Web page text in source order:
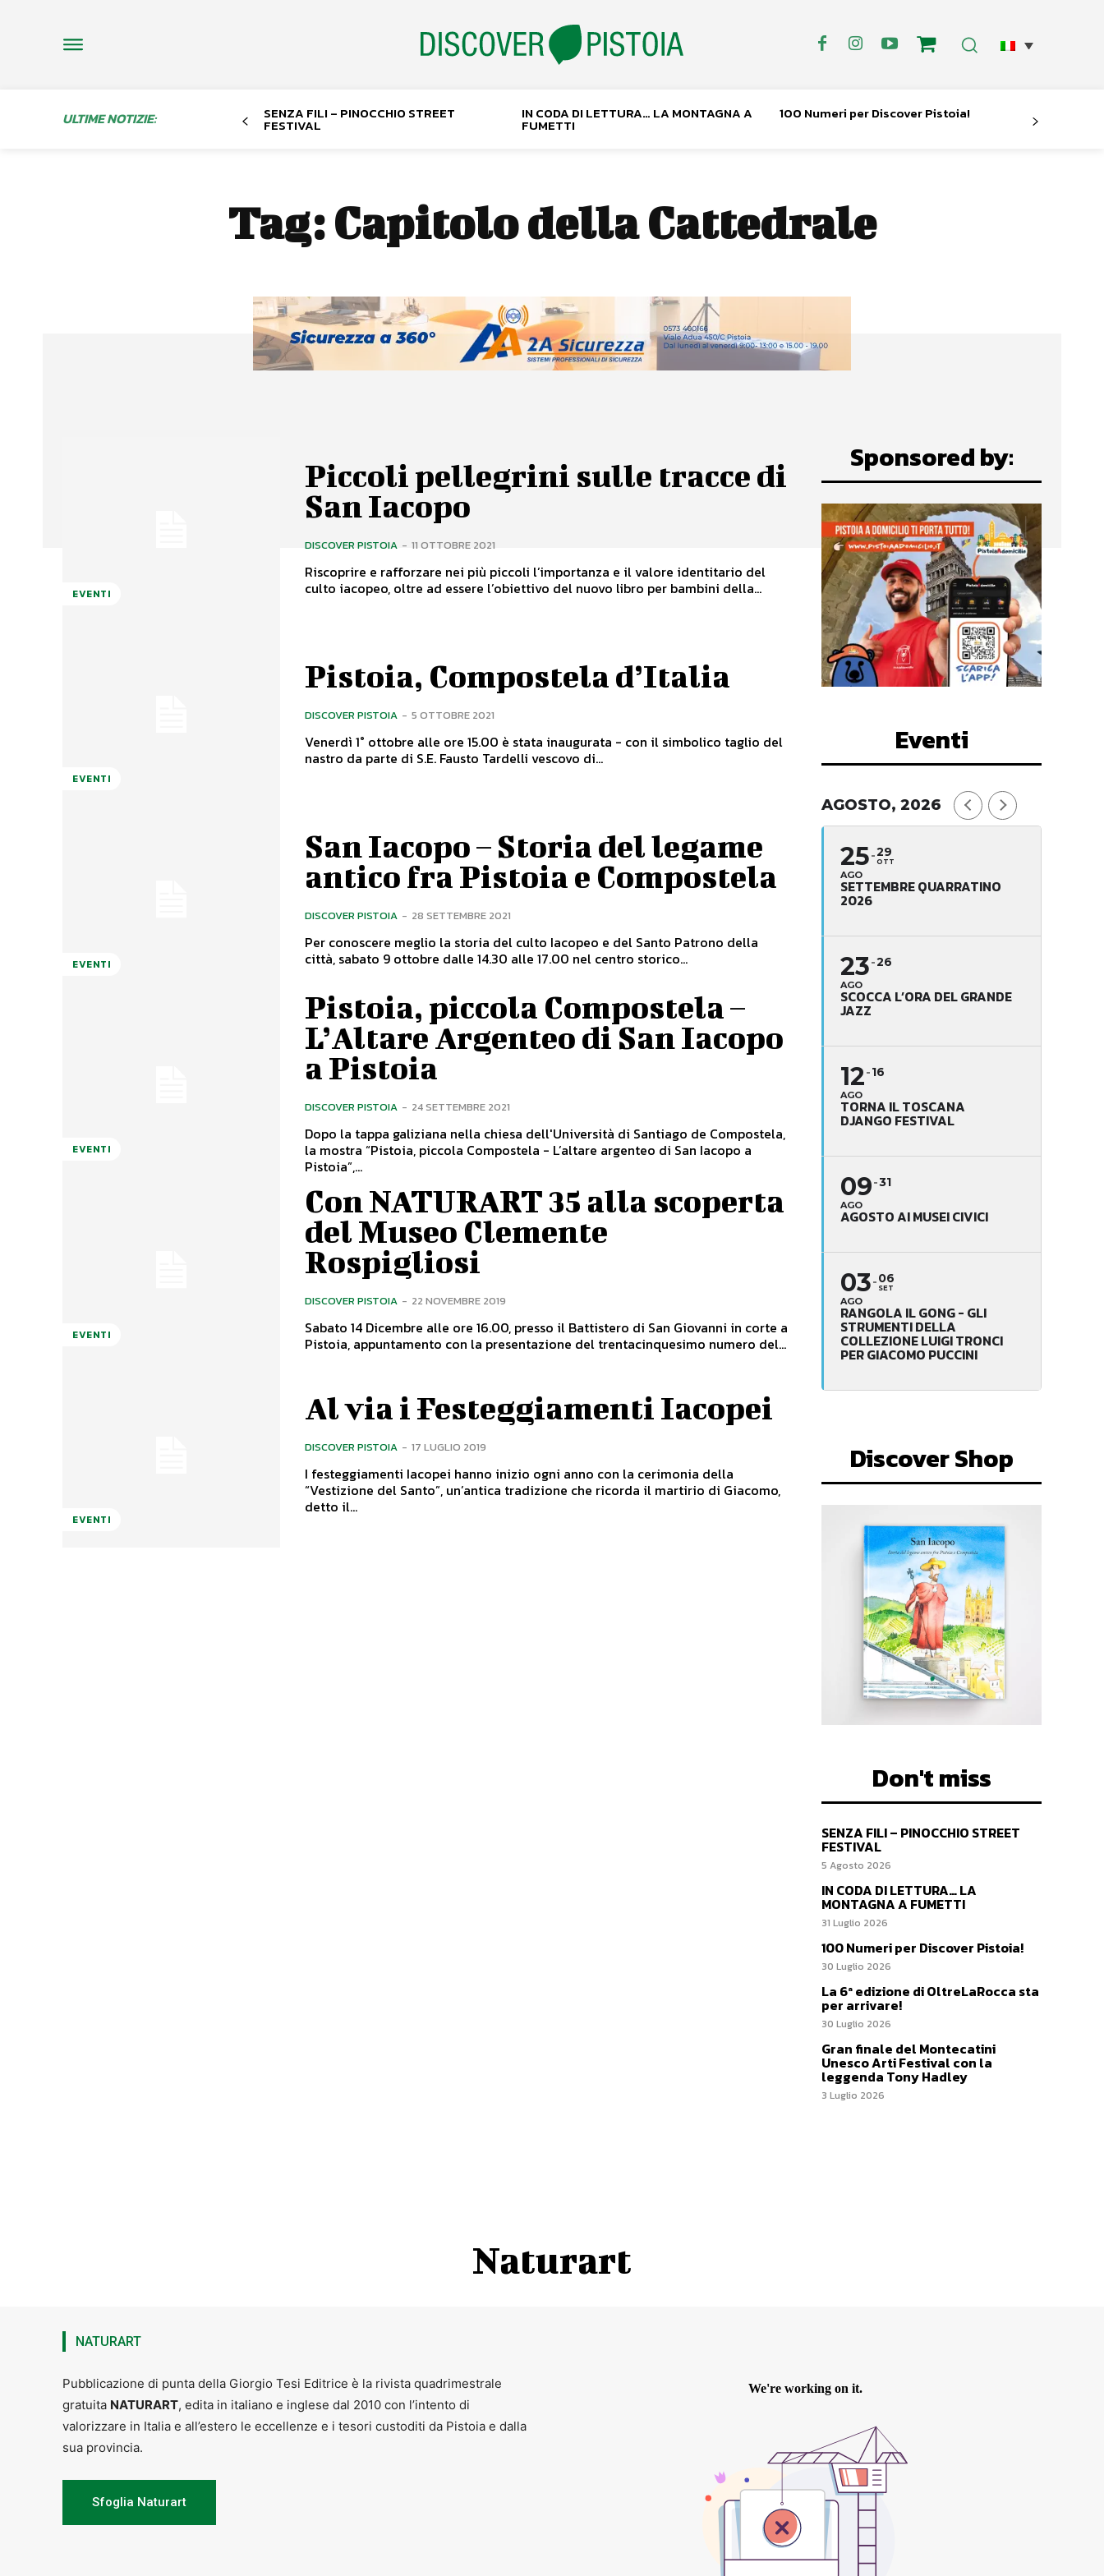
ULTIME NOTIZIE: SENZA FILI – PINOCCHIO STREET
FESTIVAL
IN CODA DI LETTURA… LA MONTAGNA A
FUMETTI
100 Numeri per Discover Pistoia!
Tag:Capitolo della Cattedrale
EVENTI
Piccoli pellegrini sulle tracce di
San Iacopo
DISCOVER PISTOIA - 11 OTTOBRE 2021
Riscoprire e rafforzare nei più piccoli l’importanza e il valore identitario del
culto iacopeo, oltre ad essere l’obiettivo del nuovo libro per bambini della...
EVENTI
Pistoia, Compostela d’Italia
DISCOVER PISTOIA - 5 OTTOBRE 2021
Venerdì 1° ottobre alle ore 15.00 è stata inaugurata - con il simbolico taglio del
nastro da parte di S.E. Fausto Tardelli vescovo di...
EVENTI
San Iacopo – Storia del legame
antico fra Pistoia e Compostela
DISCOVER PISTOIA - 28 SETTEMBRE 2021
Per conoscere meglio la storia del culto Iacopeo e del Santo Patrono della
città, sabato 9 ottobre dalle 14.30 alle 17.00 nel centro storico...
EVENTI
Pistoia, piccola Compostela –
L’Altare Argenteo di San Iacopo
a Pistoia
DISCOVER PISTOIA - 24 SETTEMBRE 2021
Dopo la tappa galiziana nella chiesa dell'Università di Santiago de Compostela,
la mostra “Pistoia, piccola Compostela - L’altare argenteo di San Iacopo a
Pistoia”,...
EVENTI
Con NATURART 35 alla scoperta
del Museo Clemente
Rospigliosi
DISCOVER PISTOIA - 22 NOVEMBRE 2019
Sabato 14 Dicembre alle ore 16.00, presso il Battistero di San Giovanni in corte a
Pistoia, appuntamento con la presentazione del trentacinquesimo numero del...
EVENTI
Al via i Festeggiamenti Iacopei
DISCOVER PISTOIA - 17 LUGLIO 2019
I festeggiamenti Iacopei hanno inizio ogni anno con la cerimonia della
“Vestizione del Santo”, un’antica tradizione che ricorda il martirio di Giacomo,
detto il...
Sponsored by:
Eventi
AGOSTO, 2026
25
AGO
29
OTT
SETTEMBRE QUARRATINO
2026
23
AGO
26
SCOCCA L’ORA DEL GRANDE
JAZZ
12
AGO
16
TORNA IL TOSCANA
DJANGO FESTIVAL
09
AGO
31
AGOSTO AI MUSEI CIVICI
03
AGO
06
SET
RANGOLA IL GONG - GLI
STRUMENTI DELLA
COLLEZIONE LUIGI TRONCI
PER GIACOMO PUCCINI
Discover Shop
Don't miss
SENZA FILI – PINOCCHIO STREET
FESTIVAL
5 Agosto 2026
IN CODA DI LETTURA… LA
MONTAGNA A FUMETTI
31 Luglio 2026
100 Numeri per Discover Pistoia!
30 Luglio 2026
La 6ª edizione di OltreLaRocca sta
per arrivare!
30 Luglio 2026
Gran finale del Montecatini
Unesco Arti Festival con la
leggenda Tony Hadley
3 Luglio 2026
Naturart
NATURART
Pubblicazione di punta della Giorgio Tesi Editrice è la rivista quadrimestrale
gratuita NATURART, edita in italiano e inglese dal 2010 con l’intento di
valorizzare in Italia e all’estero le eccellenze e i tesori custoditi da Pistoia e dalla
sua provincia.
Sfoglia Naturart